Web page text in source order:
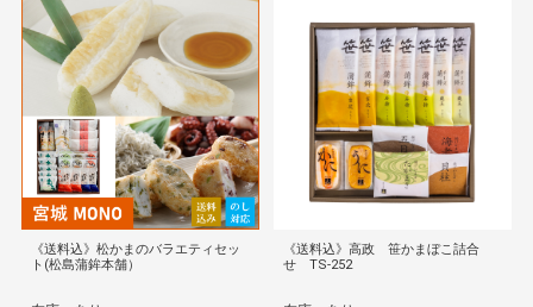
《送料込》松かまのバラエティセッ
ト(松島蒲鉾本舗）
《送料込》高政 笹かまぼこ詰合
せ TS-252